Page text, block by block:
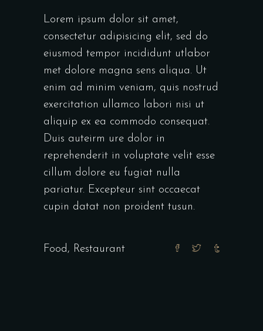
Lorem ipsum dolor sit amet,
consectetur adipisicing elit, sed do
eiusmod tempor incididunt utlabor
met dolore magna sens aliqua. Ut
enim ad minim veniam, quis nostrud
exercitation ullamco labori nisi ut
aliquip ex ea commodo consequat.
Duis auteirm ure dolor in
reprehenderit in voluptate velit esse
cillum dolore eu fugiat nulla
pariatur. Excepteur sint occaecat
cupin datat non proident tusun.
Food, Restaurant